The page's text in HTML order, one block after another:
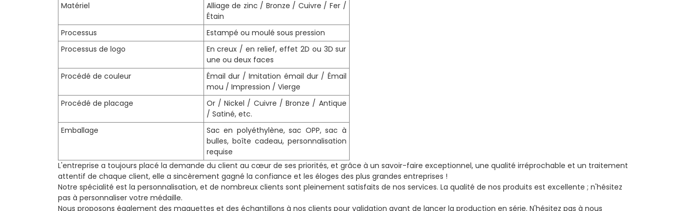
Matériel
Alliage de zinc / Bronze / Cuivre / Fer /
Étain
Processus
Estampé ou moulé sous pression
Processus de logo
En creux / en relief, effet 2D ou 3D sur
une ou deux faces
Procédé de couleur
Émail dur / Imitation émail dur / Émail
mou / Impression / Vierge
Procédé de placage
Or / Nickel / Cuivre / Bronze / Antique
/ Satiné, etc.
Emballage
Sac en polyéthylène, sac OPP, sac à
bulles, boîte cadeau, personnalisation
requise
L'entreprise a toujours placé la demande du client au cœur de ses priorités, et grâce à un savoir-faire exceptionnel, une qualité irréprochable et un traitement
attentif de chaque client, elle a sincèrement gagné la confiance et les éloges des plus grandes entreprises !
Notre spécialité est la personnalisation, et de nombreux clients sont pleinement satisfaits de nos services. La qualité de nos produits est excellente ; n'hésitez
pas à personnaliser votre médaille.
Nous proposons également des maquettes et des échantillons à nos clients pour validation avant de lancer la production en série. N'hésitez pas à nous